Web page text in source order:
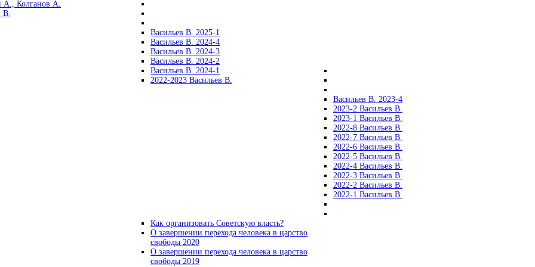
А., Колганов А.
В.
Васильев В. 2025-1
Васильев В. 2024-4
Васильев В. 2024-3
Васильев В. 2024-2
Васильев В. 2024-1
2022-2023 Васильев В.
Васильев В. 2023-4
2023-2 Васильев В.
2023-1 Васильев В.
2022-8 Васильев В.
2022-7 Васильев В.
2022-6 Васильев В.
2022-5 Васильев В.
2022-4 Васильев В.
2022-3 Васильев В.
2022-2 Васильев В.
2022-1 Васильев В.
Как организовать Советскую власть?
О завершении перехода человека в царство
свободы 2020
О завершении перехода человека в царство
свободы 2019